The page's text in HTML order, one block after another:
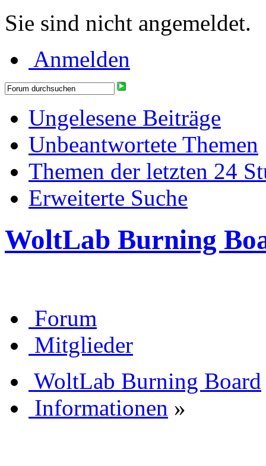
Sie sind nicht angemeldet.
Anmelden
Ungelesene Beiträge
Unbeantwortete Themen
Themen der letzten 24
Erweiterte Suche
WoltLab Burning
Forum
Mitglieder
WoltLab Burning Board
Informationen »